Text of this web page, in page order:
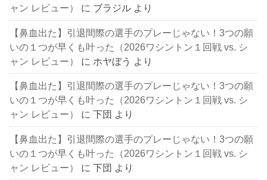
ャン レビュー） に ブラジル より
【鼻血出た】引退間際の選手のプレーじゃない！3つの願
いの１つが早くも叶った（2026ワシントン１回戦 vs. シ
ャン レビュー）
に ホヤぼう より
【鼻血出た】引退間際の選手のプレーじゃない！3つの願
いの１つが早くも叶った（2026ワシントン１回戦 vs. シ
ャン レビュー）
に下団 より
【鼻血出た】引退間際の選手のプレーじゃない！3つの願
いの１つが早くも叶った（2026ワシントン１回戦 vs. シ
ャン レビュー）
に下団 より